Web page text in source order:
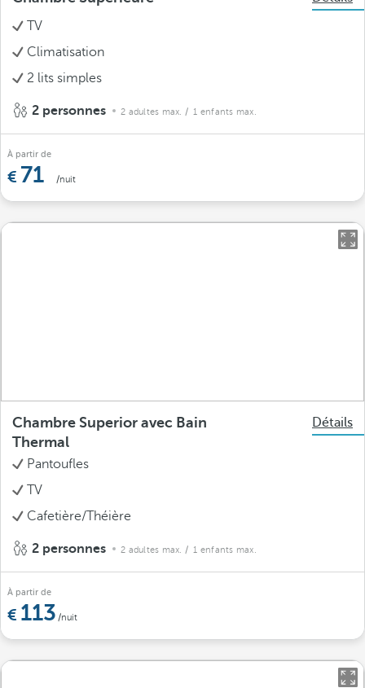
TV
Climatisation
2 lits simples
2 personnes 2 adultes max. / 1 enfants max.
À partir de
71 /nuit
Chambre Superior avec Bain
Thermal
Détails
Pantoufles
TV
Cafetière/Théière
2 personnes 2 adultes max. / 1 enfants max.
À partir de
113 /nuit